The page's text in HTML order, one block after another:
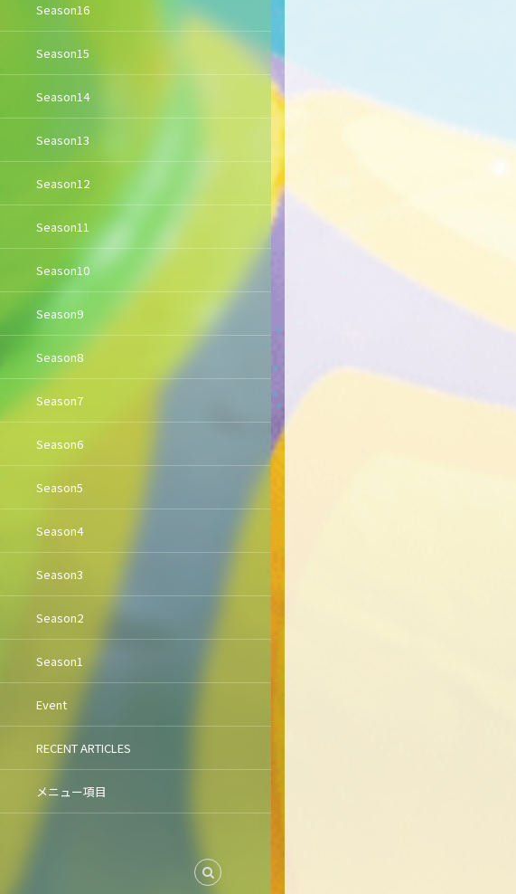
Season16
Season15
Season14
Season13
Season12
Season11
Season10
Season9
Season8
Season7
Season6
Season5
Season4
Season3
Season2
Season1
Event
RECENT ARTICLES
メニュー項目